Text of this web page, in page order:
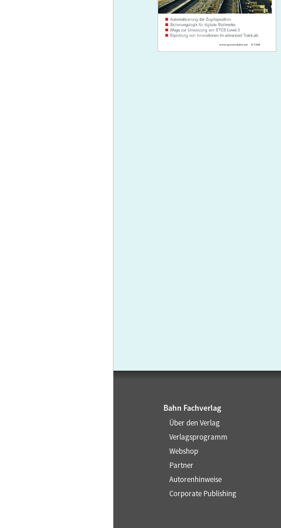
Bahn Fachverlag
Über den Verlag
Verlagsprogramm
Webshop
Partner
Autorenhinweise
Corporate Publishing